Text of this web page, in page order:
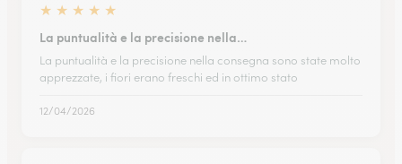
★ ★ ★ ★ ★
La puntualità e la precisione nella…
La puntualità e la precisione nella consegna sono state molto
apprezzate, i fiori erano freschi ed in ottimo stato
12/04/2026